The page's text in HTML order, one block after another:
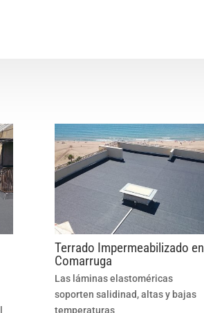
Terrado Impermeabilizado en
Comarruga
Las láminas elastoméricas
soporten salidinad, altas y bajas
temperaturas